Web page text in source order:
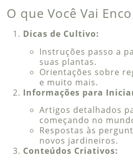
O que Você Vai
Dicas de Cultivo:
Instruções passo a
suas plantas.
Orientações sobre
e muito mais.
Informações para
Artigos detalhados
começando no
Respostas às
novos jardineiros.
Conteúdos Criativos: